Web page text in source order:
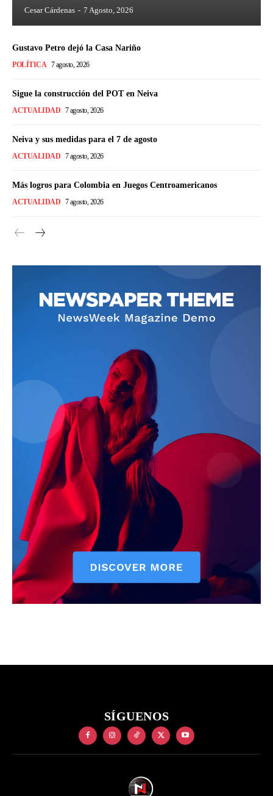
Cesar Cárdenas - 7 Agosto, 2026
Gustavo Petro dejó la Casa Nariño
POLÍTICA 7 agosto, 2026
Sigue la construcción del POT en Neiva
ACTUALIDAD 7 agosto, 2026
Neiva y sus medidas para el 7 de agosto
ACTUALIDAD 7 agosto, 2026
Más logros para Colombia en Juegos Centroamericanos
ACTUALIDAD 7 agosto, 2026
SÍGUENOS